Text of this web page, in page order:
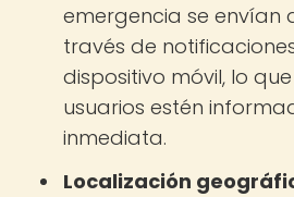
emergencia se envían
través de
dispositivo móvil, lo
usuarios estén
inmediata.
Localización